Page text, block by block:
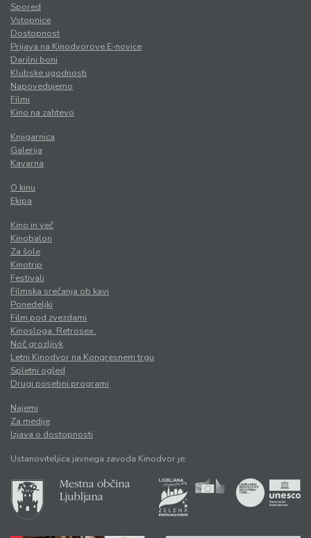
Spored
Vstopnice
Dostopnost
Prijava na Kinodvorove E-novice
Darilni boni
Klubske ugodnosti
Napovedujemo
Filmi
Kino na zahtevo
Knjigarnica
Galerija
Kavarna
O kinu
Ekipa
Kino in več
Kinobalon
Za šole
Kinotrip
Festivali
Filmska srečanja ob kavi
Ponedeljki
Film pod zvezdami
Kinosloga. Retrosex.
Noč grozljivk
Letni Kinodvor na Kongresnem trgu
Spletni ogled
Drugi posebni programi
Najemi
Za medije
Izjava o dostopnosti
Ustanoviteljica javnega zavoda Kinodvor je: